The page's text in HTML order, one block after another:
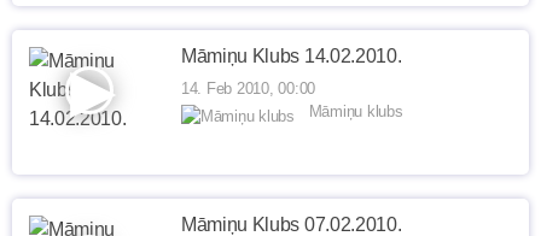
Māmiņu Klubs 14.02.2010.
14. Feb 2010, 00:00
Māmiņu klubs
Māmiņu Klubs 07.02.2010.